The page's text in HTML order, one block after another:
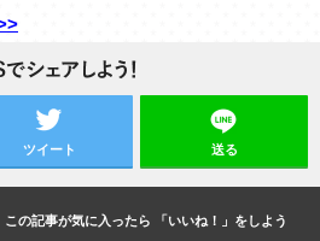
ツイート 送る
この記事が気に入ったら 「いいね！」をしよう